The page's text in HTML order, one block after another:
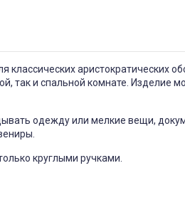
аристократических
так и спальной комнате. Изделие
одежду или мелкие вещи,
круглыми ручками.